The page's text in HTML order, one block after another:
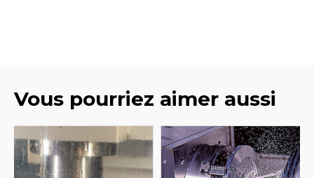
Vous pourriez aimer aussi